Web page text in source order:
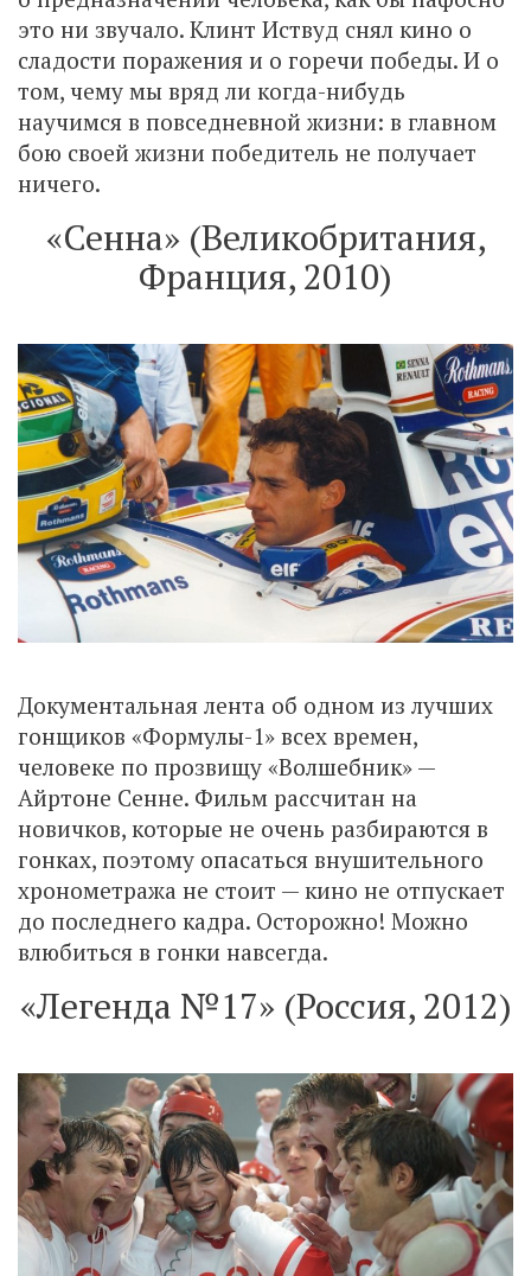
это ни звучало. Клинт Иствуд снял кино о
сладости поражения и о горечи победы. И о
том, чему мы вряд ли когда-нибудь
научимся в повседневной жизни: в главном
бою своей жизни победитель не получает
ничего.
«Сенна» (Великобритания,
Франция, 2010)
Документальная лента об одном из лучших
гонщиков «Формулы-1» всех времен,
человеке по прозвищу «Волшебник» —
Айртоне Сенне. Фильм рассчитан на
новичков, которые не очень разбираются в
гонках, поэтому опасаться внушительного
хронометража не стоит — кино не отпускает
до последнего кадра. Осторожно! Можно
влюбиться в гонки навсегда.
«Легенда №17» (Россия, 2012)